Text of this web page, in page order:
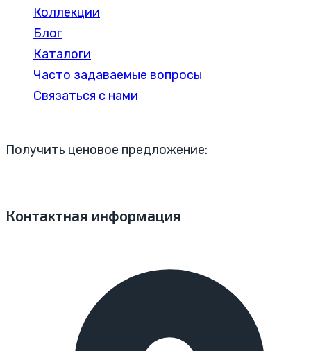
Коллекции
Блог
Каталоги
Часто задаваемые вопросы
Связаться с нами
Получить ценовое предложение:
Контактная информация